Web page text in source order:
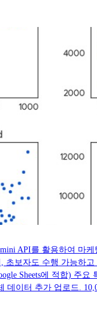
API를 활용하여
보자도 수행 가능하고
Sheets에 적합) 주요
데이터 추가 업로드.